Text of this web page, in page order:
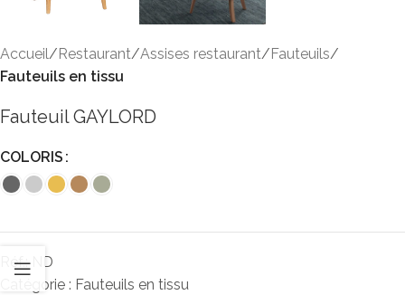
Accueil Restaurant Assises restaurant
Fauteuils
Fauteuils en tissu
Fauteuil GAYLORD
COLORIS
Réf.: ND
Catégorie : Fauteuils en tissu